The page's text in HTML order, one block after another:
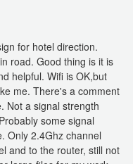
for hotel direction.
road. Good thing is it is
helpful. Wifi is OK,but
me. There's a comment
Not a signal strength
some signal
Only 2.4Ghz channel
and to the router, still not